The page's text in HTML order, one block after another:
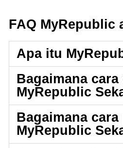
FAQ MyRepublic
Apa itu
Bagaimana cara
MyRepublic
Bagaimana cara
MyRepublic